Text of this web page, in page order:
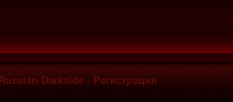
Russian Darkside - Регистрация